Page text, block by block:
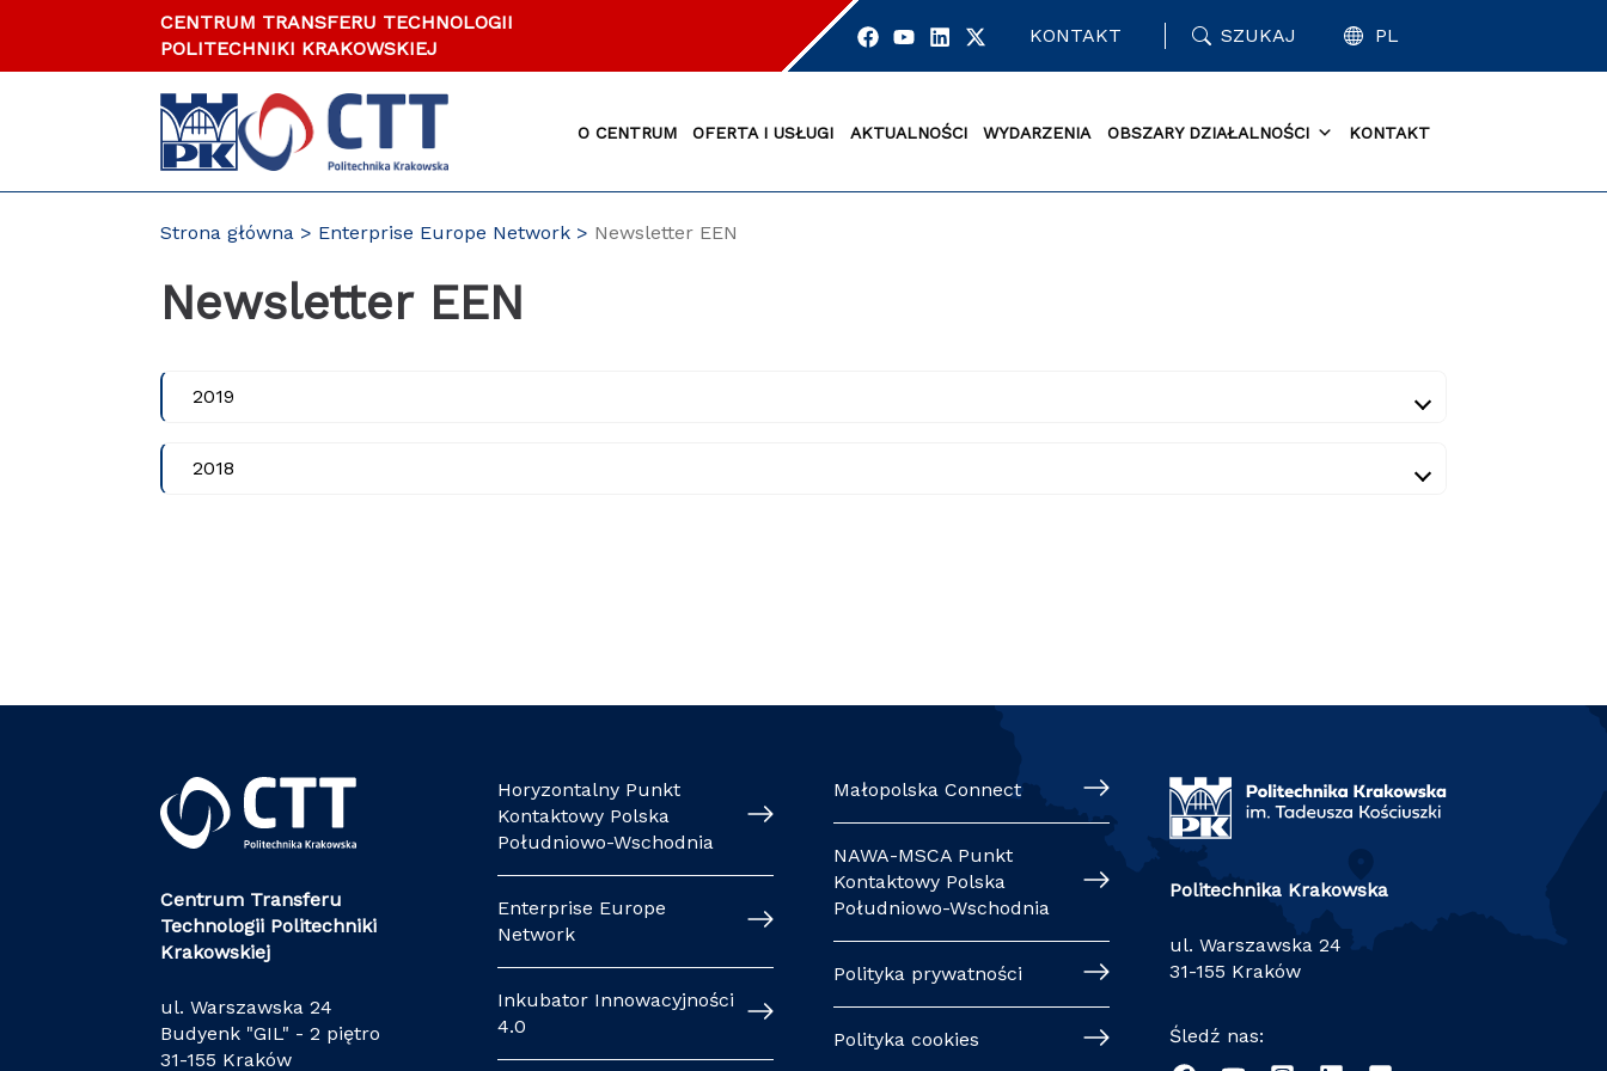
CENTRUM TRANSFERU TECHNOLOGII
POLITECHNIKI KRAKOWSKIEJ
KONTAKT SZUKAJ PL
O CENTRUM OFERTA I USŁUGI AKTUALNOŚCI WYDARZENIA OBSZARY DZIAŁALNOŚCI KONTAKT
Strona główna Enterprise Europe Network Newsletter EEN
Newsletter EEN
2019
2018
Centrum Transferu
Technologii Politechniki
Krakowskiej
ul. Warszawska 24
Budyenk "GIL" - 2 piętro
31-155 Kraków
Horyzontalny Punkt
Kontaktowy Polska
Południowo-Wschodnia
Enterprise Europe
Network
Inkubator Innowacyjności
4.0
Małopolska Connect
NAWA-MSCA Punkt
Kontaktowy Polska
Południowo-Wschodnia
Polityka prywatności
Polityka cookies
Politechnika Krakowska
ul. Warszawska 24
31-155 Kraków
Śledź nas: